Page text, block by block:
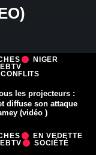
NIGER
les projecteurs :
diffuse son attaque
(vidéo )
EN VEDETTE
SOCIÉTÉ